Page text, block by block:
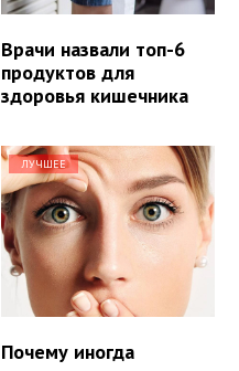
Врачи назвали топ-6
продуктов для
здоровья кишечника
ЛУЧШЕЕ
Почему иногда